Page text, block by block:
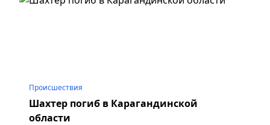
Происшествия
Шахтер погиб в Карагандинской
области